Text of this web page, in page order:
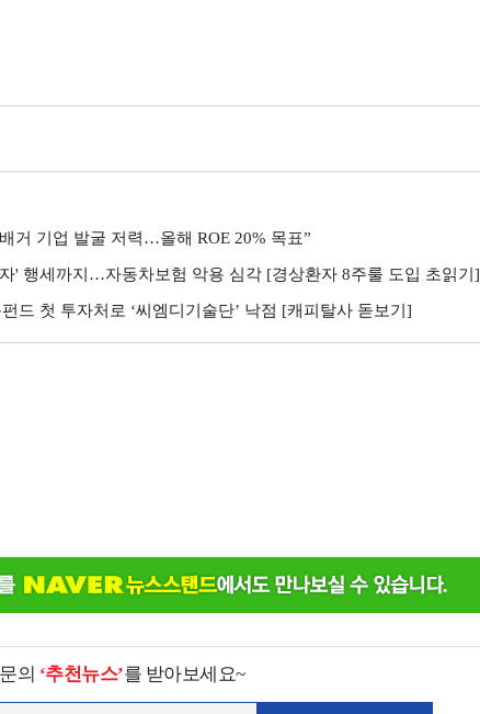
거 기업 발굴 저력…올해 ROE 20% 목표”
' 행세까지…자동차보험 악용 심각 [경상환자 8주룰 도입 초읽기]
드 첫 투자처로 ‘씨엠디기술단’ 낙점 [캐피탈사 돋보기]
의 ‘추천뉴스’를 받아보세요~